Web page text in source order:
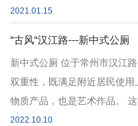
悄然而起，公厕中间似乎还“
2021.01.15
“古风“汉江路---新中式公厕
新中式公厕 位于常州市汉江
双重性，既满足附近居民使
物质产品，也是艺术作品。
2022.10.10